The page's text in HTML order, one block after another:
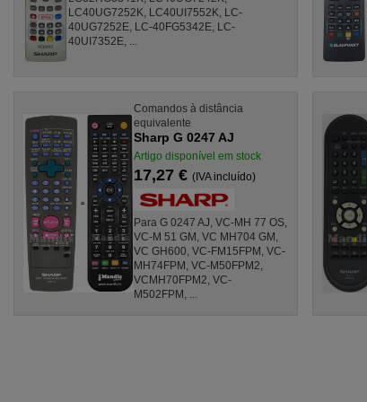
LC40UG7252K, LC40UI7552K, LC-
40UG7252E, LC-40FG5342E, LC-
40UI7352E, ...
Comandos à distância
equivalente
Sharp G 0247 AJ
Artigo disponível em stock
17,27 € (IVA incluído)
Para G 0247 AJ, VC-MH 77 OS,
VC-M 51 GM, VC MH704 GM,
VC GH600, VC-FM15FPM, VC-
MH74FPM, VC-M50FPM2,
VCMH70FPM2, VC-
M502FPM, ...